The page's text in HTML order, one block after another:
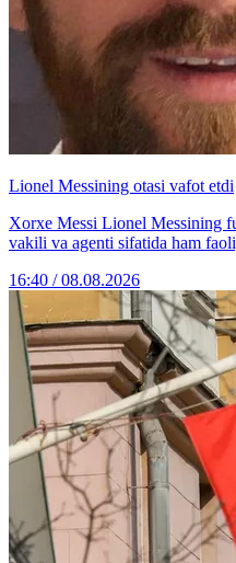
Lionel Messining otasi vafot etdi
Xorxe Messi Lionel Messining
vakili va agenti sifatida ham
16:40 / 08.08.2026